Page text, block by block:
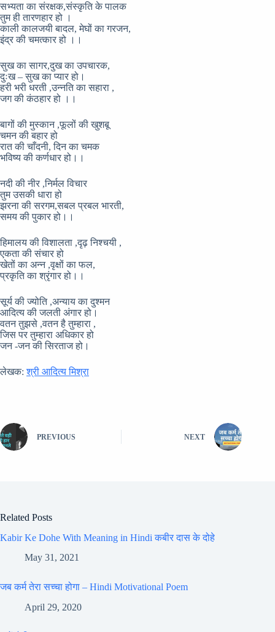
सभ्यता का संरक्षक,संस्कृति के पालक
तुम ही तारणहार हो ।
काली कालजयी बादल, मेघों का गरजन,
इंद्र की चमत्कार हो ।।
सुख का सागर,दुख का उपचारक,
दुःख – सुख का प्यार हो।
हरी भरी धरती ,उन्नति का सहारा ,
जग की कंठहार हो ।।
बागों की मुस्कान ,फूलों की खुशबू
चमन की बहार हो
रात की चाँदनी, दिन का चमक
भविष्य की कर्णधार हो।।
नदी की नीर ,निर्मल विचार
तुम उसकी धारा हो
झरना की सरगम,सबल प्रबल भारती,
समय की पुकार हो।।
हिमालय की विशालता ,दृढ़ निश्चयी ,
एकता की संचार हो
खेतों का अन्न ,वृक्षों का फल,
प्रकृति का श्रृंगार हो।।
सूर्य की ज्योति ,अन्याय का दुश्मन
आदित्य की जलती अंगार हो।
वतन तुझसे ,वतन है तुम्हारा ,
जिस पर तुम्हारा अधिकार हो
जन -जन की सिरताज हो।
लेखक:श्री आदित्य मिश्रा
PREVIOUS NEXT
Related Posts
Kabir Ke Dohe With Meaning in Hindi कबीर दास के दोहे
May 31, 2021
जब कर्म तेरा सच्चा होगा – Hindi Motivational Poem
April 29, 2020